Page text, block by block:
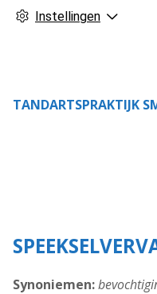
Instellingen
TANDARTSPRAKTIJK
Synoniemen: